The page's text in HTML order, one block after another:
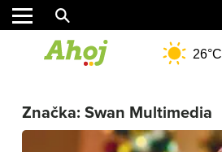
REGIÓN
ŠPORT
26°C
Značka: Swan Multimedia